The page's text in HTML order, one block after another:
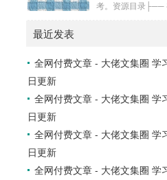
考。资源目录├──
f 184.32M ├── 初
最近发表
全网付费文章 - 大佬文集圈 学
日更新
全网付费文章 - 大佬文集圈 学
日更新
全网付费文章 - 大佬文集圈 学
日更新
全网付费文章 - 大佬文集圈 学